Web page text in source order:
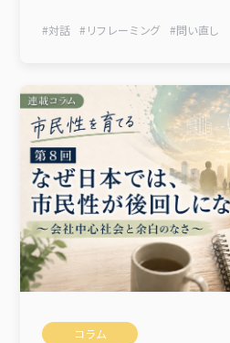
#対話 # リフレーミング #問い直し
コラム